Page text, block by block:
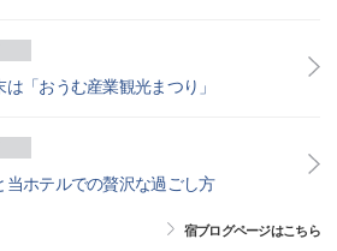
「おうむ産業観光まつり」
ホテルでの贅沢な過ごし方
宿ブログページはこちら